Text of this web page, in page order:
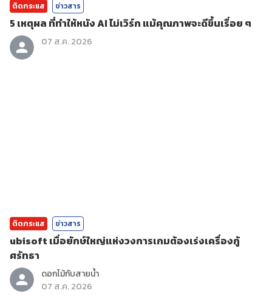
ติดกระแส ข่าวสาร
5 เหตุผล ที่ทำให้หนัง AI ไม่เวิร์ก แม้คุณภาพจะดีขึ้นเรื่อย ๆ
07 ส.ค. 2026
ติดกระแส ข่าวสาร
ubisoft เมื่อยักษ์ใหญ่แห่งวงการเกมต้องเร่งเครื่องกู้
ศรัทธา
ดอกไม้กับสายน้ำ
07 ส.ค. 2026